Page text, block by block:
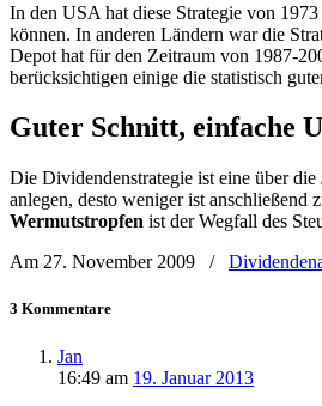
In den USA hat diese Strategie von
können. In anderen Ländern war die
Depot hat für den Zeitraum von 1987-
berücksichtigen einige die statistisch
Guter Schnitt, einfache
Die Dividendenstrategie ist eine über
anlegen, desto weniger ist anschließend
Wermutstropfen ist der Wegfall des
Am 27. November 2009
/
3 Kommentare
Jan
16:49 am 19. Januar 2013